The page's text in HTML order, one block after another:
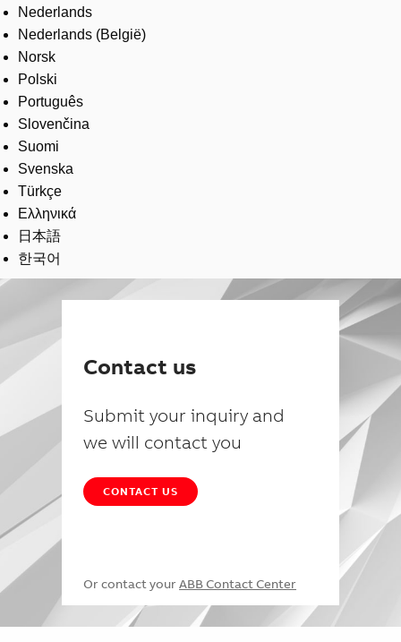
Nederlands
Nederlands (België)
Norsk
Polski
Português
Slovenčina
Suomi
Svenska
Türkçe
Ελληνικά
日本語
한국어
Contact us
Submit your inquiry and
we will contact you
CONTACT US
Or contact your ABB Contact Center